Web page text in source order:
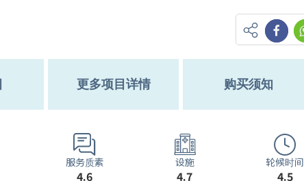
更多项目详情 购买须知
服务质素
4.6
设施
4.7
轮候时间
4.5